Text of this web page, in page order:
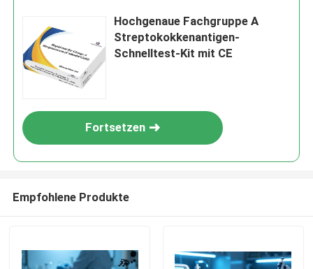
Hochgenaue Fachgruppe A
Streptokokkenantigen-
Schnelltest-Kit mit CE
Fortsetzen
Empfohlene Produkte